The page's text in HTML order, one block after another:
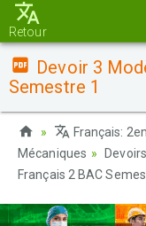
Retour
Devoir 3
Semestre 1
Français:
Mécaniques
Français 2 BAC